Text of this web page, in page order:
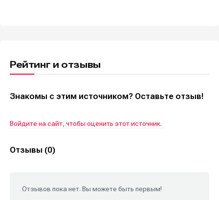
Рейтинг и отзывы
Знакомы с этим источником? Оставьте отзыв!
Войдите на сайт, чтобы оценить этот источник.
Отзывы (0)
Отзывов пока нет. Вы можете быть первым!